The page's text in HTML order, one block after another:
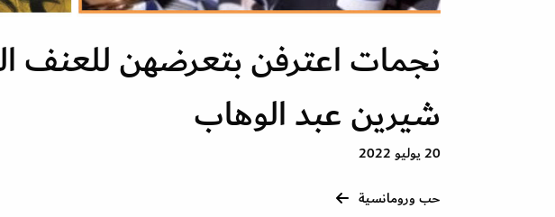
نجمات اعترفن بتعرضهن للعنف
شيرين عبد الوهاب
20 يوليو 2022
حب ورومانسية